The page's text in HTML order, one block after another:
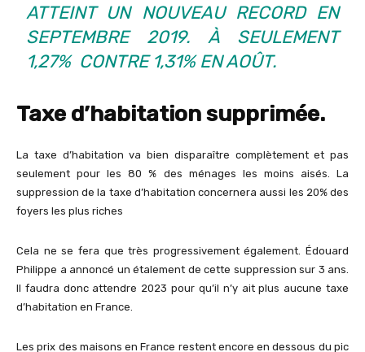
ATTEINT UN NOUVEAU RECORD EN
SEPTEMBRE 2019. À SEULEMENT
1,27% CONTRE 1,31% EN AOÛT.
Taxe d’habitation supprimée.
La taxe d’habitation va bien disparaître complètement et pas
seulement pour les 80 % des ménages les moins aisés. La
suppression de la taxe d’habitation concernera aussi les 20% des
foyers les plus riches
Cela ne se fera que très progressivement également. Édouard
Philippe a annoncé un étalement de cette suppression sur 3 ans.
Il faudra donc attendre 2023 pour qu’il n’y ait plus aucune taxe
d’habitation en France.
Les prix des maisons en France restent encore en dessous du pic